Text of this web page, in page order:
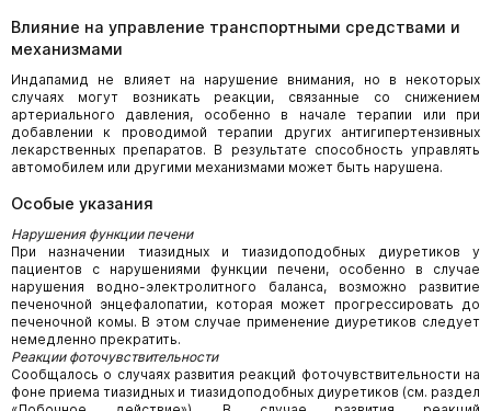
Влияние на управление транспортными средствами и
механизмами
Индапамид не влияет на нарушение внимания, но в некоторых
случаях могут возникать реакции, связанные со снижением
артериального давления, особенно в начале терапии или при
добавлении к проводимой терапии других антигипертензивных
лекарственных препаратов. В результате способность управлять
автомобилем или другими механизмами может быть нарушена.
Особые указания
Нарушения функции печени
При назначении тиазидных и тиазидоподобных диуретиков у
пациентов с нарушениями функции печени, особенно в случае
нарушения водно-электролитного баланса, возможно развитие
печеночной энцефалопатии, которая может прогрессировать до
печеночной комы. В этом случае применение диуретиков следует
немедленно прекратить.
Реакции фоточувствительности
Сообщалось о случаях развития реакций фоточувствительности на
фоне приема тиазидных и тиазидоподобных диуретиков (см. раздел